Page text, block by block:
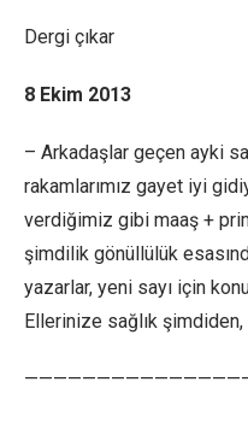
Dergi çıkar
8 Ekim 2013
– Arkadaşlar geçen ayki
rakamlarımız gayet iyi
verdiğimiz gibi maaş +
şimdilik gönüllülük
yazarlar, yeni sayı için
Ellerinize sağlık